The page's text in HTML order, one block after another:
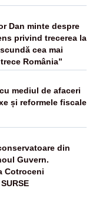
Dan minte despre
privind trecerea la
cea mai
România”
mediul de afaceri
și reformele fiscale
din
Guvern.
Cotroceni